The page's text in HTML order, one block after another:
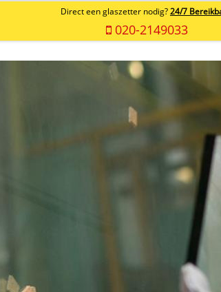
Direct een glaszetter nodig? 24/7
020-2149033